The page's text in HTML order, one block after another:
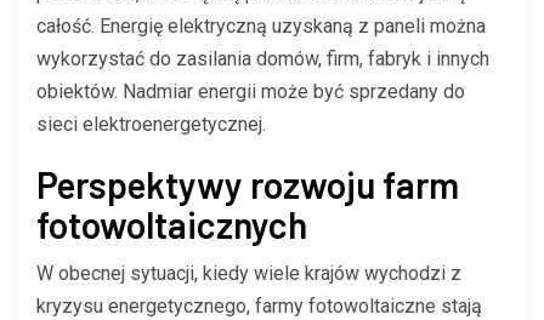
całość. Energię elektryczną uzyskaną z paneli można
wykorzystać do zasilania domów, firm, fabryk i innych
obiektów. Nadmiar energii może być sprzedany do
sieci elektroenergetycznej.
Perspektywy rozwoju farm
fotowoltaicznych
W obecnej sytuacji, kiedy wiele krajów wychodzi z
kryzysu energetycznego, farmy fotowoltaiczne stają